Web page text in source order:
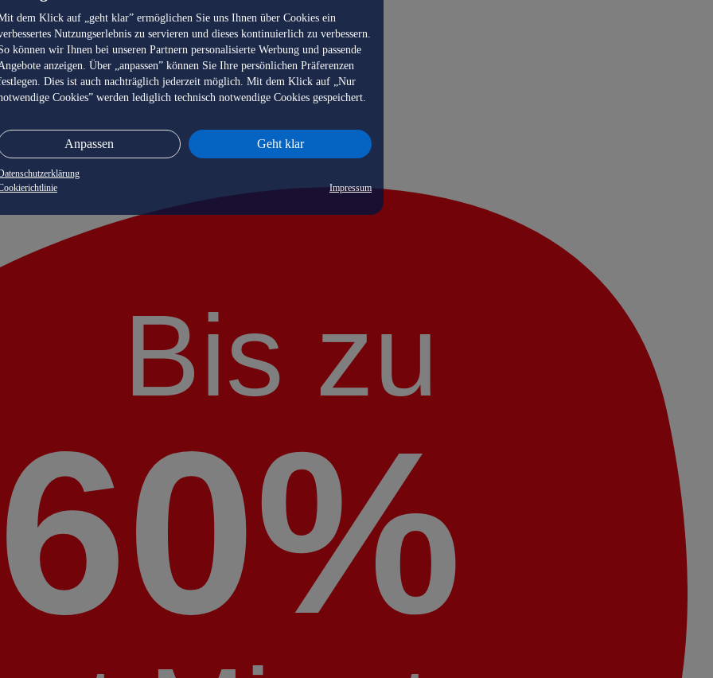
dem Klick auf „geht klar” ermöglichen Sie uns Ihnen über Cookies ein
Nutzungserlebnis zu servieren und dieses kontinuierlich zu verbessern.
können wir Ihnen bei unseren Partnern personalisierte Werbung und passende
anzeigen. Über „anpassen” können Sie Ihre persönlichen Präferenzen
Dies ist auch nachträglich jederzeit möglich. Mit dem Klick auf „Nur
Cookies” werden lediglich technisch notwendige Cookies gespeichert.
Anpassen Geht klar
Impressum
Bis zu